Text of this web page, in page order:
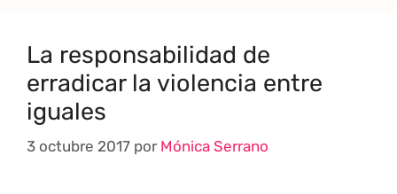
La responsabilidad de
erradicar la violencia entre
iguales
3 octubre 2017 por Mónica Serrano